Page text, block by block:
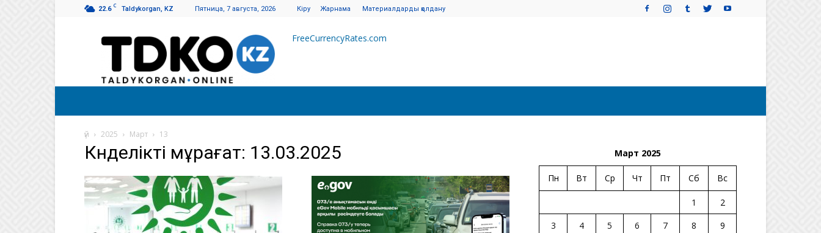
22.6 C Taldykorgan, KZ Пятница, 7 августа, 2026 Кіру Жарнама Материалдарды қолдану
Талдықорған
FreeCurrencyRates.com
үй 2025 Март 13
Күнделікті мұрағат: 13.03.2025 Март 2025
Пн Вт Ср Чт Пт Сб Вс
1
2
3
4 5 6 7 8
9